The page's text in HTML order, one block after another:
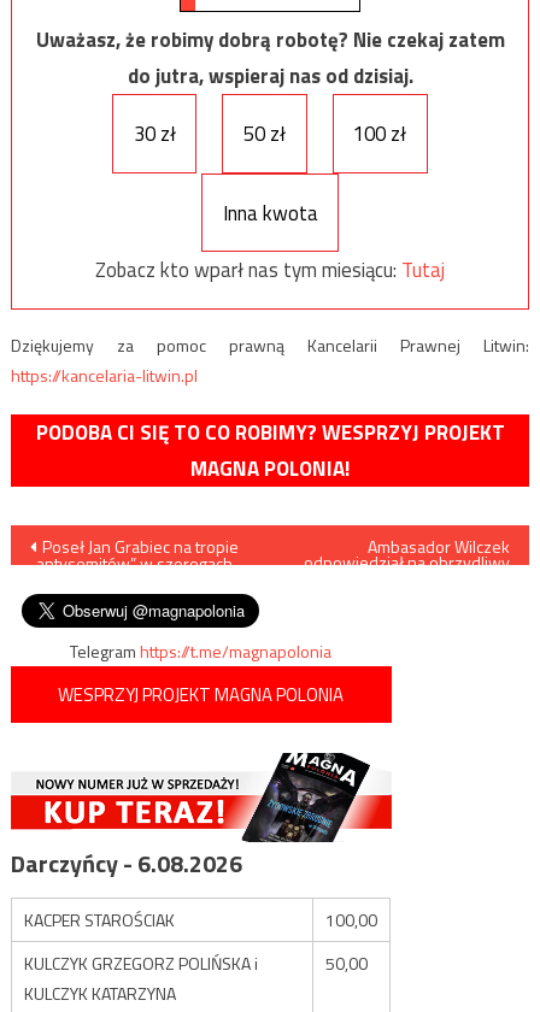
Uważasz, że robimy dobrą robotę? Nie czekaj zatem
do jutra, wspieraj nas od dzisiaj.
30 zł
50 zł 100 zł
Inna kwota
Zobacz kto wparł nas tym miesiącu: Tutaj
Dziękujemy za pomoc prawną Kancelarii Prawnej Litwin:
https://kancelaria-litwin.pl
PODOBA CI SIĘ TO CO ROBIMY? WESPRZYJ PROJEKT
MAGNA POLONIA!
Nawigacja
wpisu
Poseł Jan Grabiec na tropie
„antysemitów” w szeregach
Ambasador Wilczek
odpowiedział na obrzydliwy
Telegramhttps://t.me/magnapolonia
WESPRZYJ PROJEKT MAGNA POLONIA
Darczyńcy - 6.08.2026
KACPER STAROŚCIAK
100,00
KULCZYK GRZEGORZ POLIŃSKA i
KULCZYK KATARZYNA
50,00